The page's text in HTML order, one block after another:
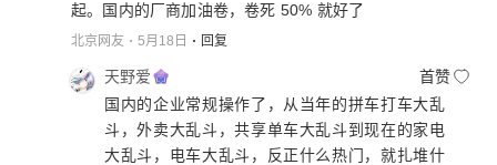
起。国内的厂商加油卷，卷死 50% 就好了
北京网友 5月18日 回复
天野爱
首赞
国内的企业常规操作了，从当年的拼车打车大乱
斗，外卖大乱斗，共享单车大乱斗到现在的家电
大乱斗，电车大乱斗，反正什么热门，就扎堆什